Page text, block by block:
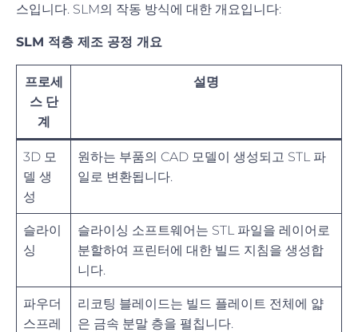
스입니다. SLM의 작동 방식에 대한 개요입니다:
SLM 적층 제조 공정 개요
프로세
스 단
계
설명
3D 모
델 생
성
원하는 부품의 CAD 모델이 생성되고 STL 파
일로 변환됩니다.
슬라이
싱
슬라이싱 소프트웨어는 STL 파일을 레이어로
분할하여 프린터에 대한 빌드 지침을 생성합
니다.
파우더
스프레
리코팅 블레이드는 빌드 플레이트 전체에 얇
은 금속 분말 층을 펼칩니다.